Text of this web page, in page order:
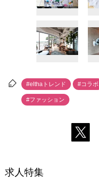
#elthaトレンド #コラボ
#ファッション
求人特集